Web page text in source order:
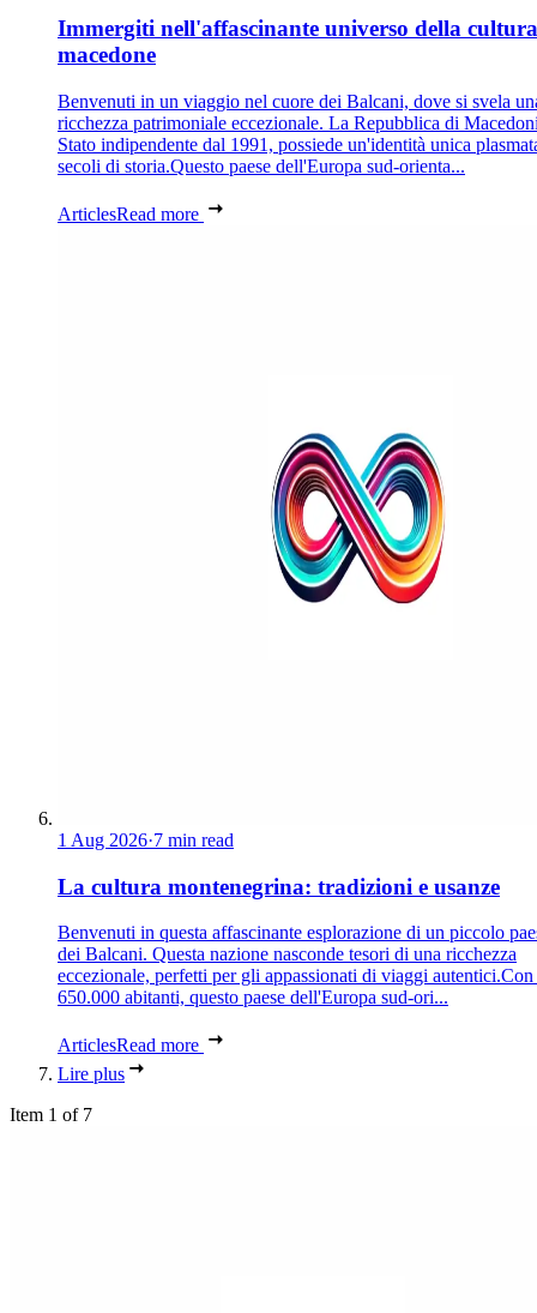
Immergiti nell'affascinante universo della cultura
macedone
Benvenuti in un viaggio nel cuore dei Balcani, dove si svela
ricchezza patrimoniale eccezionale. La Repubblica di
Stato indipendente dal 1991, possiede un'identità unica
secoli di storia.Questo paese dell'Europa sud-orienta...
ArticlesRead more
1 Aug 2026·7 min read
La cultura montenegrina: tradizioni e usanze
Benvenuti in questa affascinante esplorazione di un piccolo
dei Balcani. Questa nazione nasconde tesori di una ricchezza
eccezionale, perfetti per gli appassionati di viaggi
650.000 abitanti, questo paese dell'Europa sud-ori...
ArticlesRead more
Lire plus
Item 1 of 7